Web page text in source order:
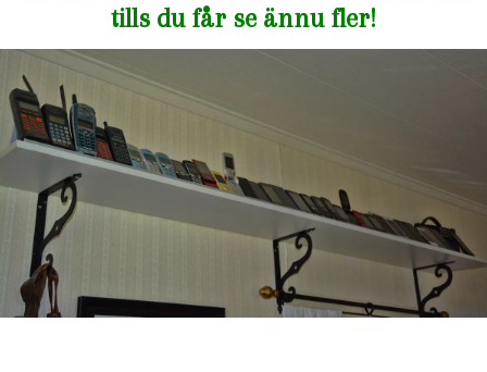
tills du får se ännu fler!